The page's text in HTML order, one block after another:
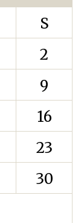
S
2
9
16
23
30